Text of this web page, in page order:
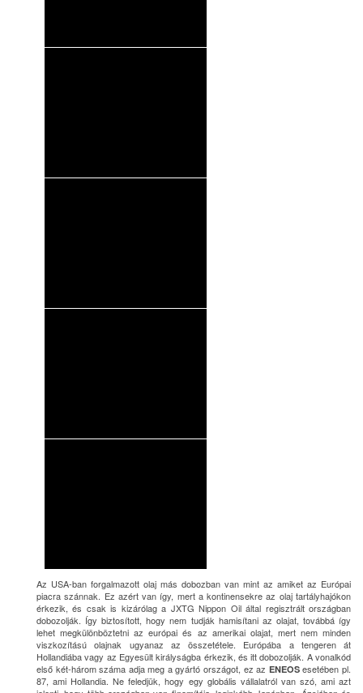
Az USA-ban forgalmazott olaj más dobozban van mint az amiket az Európai
piacra szánnak. Ez azért van így, mert a kontinensekre az olaj tartályhajókon
érkezik, és csak is kizárólag a JXTG Nippon Oil által regisztrált országban
dobozolják. Így biztosított, hogy nem tudják hamisítani az olajat, továbbá így
lehet megkülönböztetni az európai és az amerikai olajat, mert nem minden
viszkozítású olajnak ugyanaz az összetétele. Európába a tengeren át
Hollandiába vagy az Egyesült királyságba érkezik, és itt dobozolják. A vonalkód
első két-három száma adja meg a gyártó országot, ez az ENEOSesetében pl.
87, ami Hollandia. Ne feledjük, hogy egy globális vállalatról van szó, ami azt